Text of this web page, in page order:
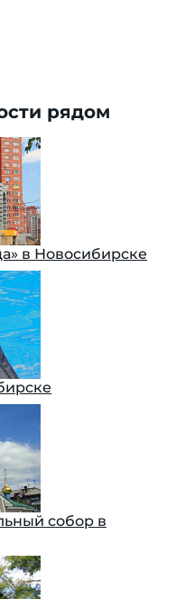
рядом
в Новосибирске
собор в